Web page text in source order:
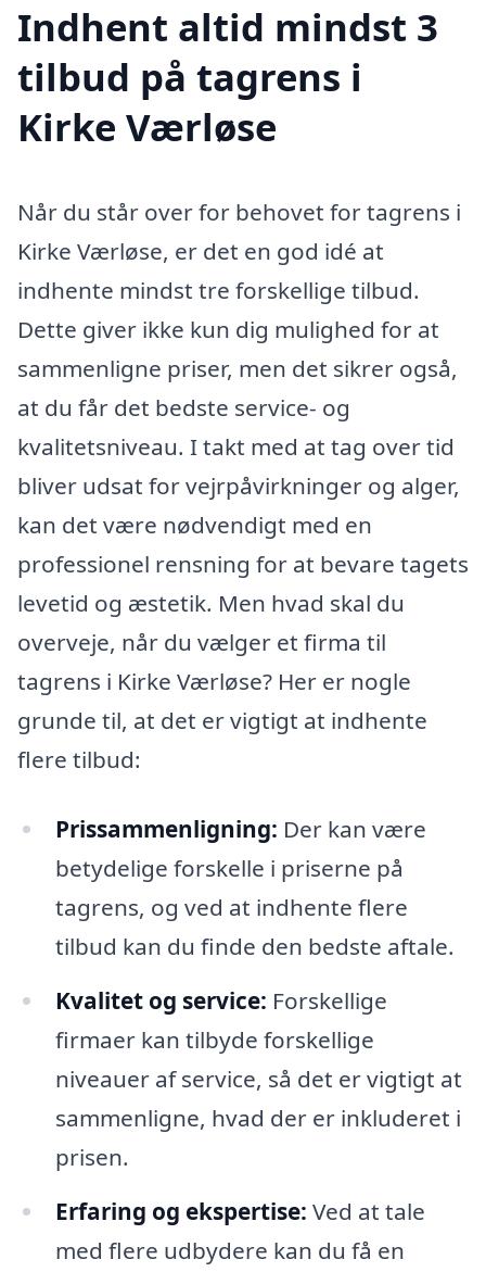
Indhent altid mindst 3
tilbud på tagrens i
Kirke Værløse
Når du står over for behovet for tagrens i
Kirke Værløse, er det en god idé at
indhente mindst tre forskellige tilbud.
Dette giver ikke kun dig mulighed for at
sammenligne priser, men det sikrer også,
at du får det bedste service- og
kvalitetsniveau. I takt med at tag over tid
bliver udsat for vejrpåvirkninger og alger,
kan det være nødvendigt med en
professionel rensning for at bevare tagets
levetid og æstetik. Men hvad skal du
overveje, når du vælger et firma til
tagrens i Kirke Værløse? Her er nogle
grunde til, at det er vigtigt at indhente
flere tilbud:
Prissammenligning: Der kan være
betydelige forskelle i priserne på
tagrens, og ved at indhente flere
tilbud kan du finde den bedste aftale.
Kvalitet og service: Forskellige
firmaer kan tilbyde forskellige
niveauer af service, så det er vigtigt at
sammenligne, hvad der er inkluderet i
prisen.
Erfaring og ekspertise: Ved at tale
med flere udbydere kan du få en